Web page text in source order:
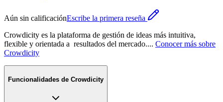
Aún sin calificaciónEscribe la primera reseña
Crowdicity es la plataforma de gestión de ideas más intuitiva,
flexible y orientada a resultados del mercado.... Conocer más sobre
Crowdicity
Funcionalidades de Crowdicity